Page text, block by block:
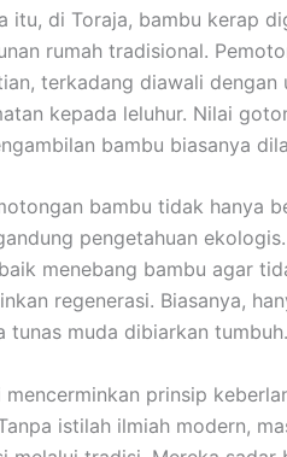
itu, di Toraja, bambu kerap
rumah tradisional.
terkadang diawali dengan
kepada leluhur. Nilai
bambu biasanya
bambu tidak hanya
pengetahuan
menebang bambu agar
regenerasi. Biasanya,
tunas muda dibiarkan tumbuh.
mencerminkan prinsip
istilah ilmiah modern,